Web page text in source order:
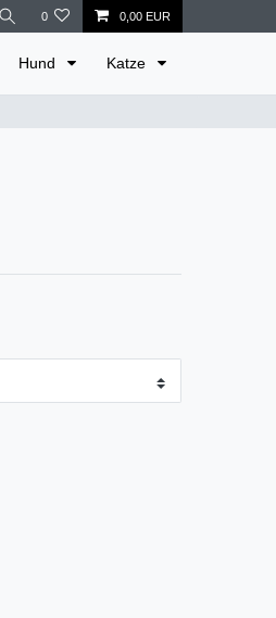
0 0,00 EUR
Hund Katze